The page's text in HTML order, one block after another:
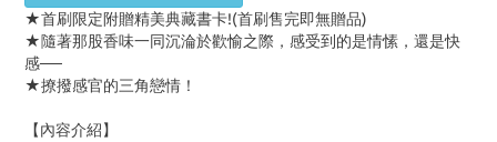
★首刷限定附贈精美典藏書卡!(首刷售完即無贈品)
★隨著那股香味一同沉淪於歡愉之際，感受到的是情愫，還是快
感──
★撩撥感官的三角戀情！
【內容介紹】